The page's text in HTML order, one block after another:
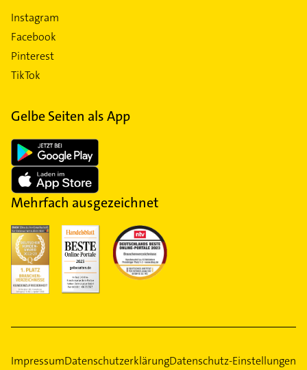
Instagram
Facebook
Pinterest
TikTok
Gelbe Seiten als App
Mehrfach ausgezeichnet
ImpressumDatenschutzerklärungDatenschutz-Einstellungen